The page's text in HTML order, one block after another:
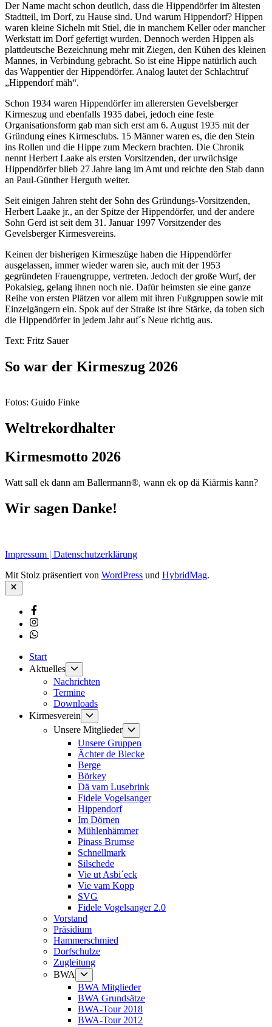
Der Name macht schon deutlich, dass die Hippendörfer im ältesten
Stadtteil, im Dorf, zu Hause sind. Und warum Hippendorf? Hippen
waren kleine Sicheln mit Stiel, die in manchem Keller oder mancher
Werkstatt im Dorf gefertigt wurden. Dennoch werden Hippen als
plattdeutsche Bezeichnung mehr mit Ziegen, den Kühen des kleinen
Mannes, in Verbindung gebracht. So ist eine Hippe natürlich auch
das Wappentier der Hippendörfer. Analog lautet der Schlachtruf
„Hippendorf mäh“.
Schon 1934 waren Hippendörfer im allerersten Gevelsberger
Kirmeszug und ebenfalls 1935 dabei, jedoch eine feste
Organisationsform gab man sich erst am 6. August 1935 mit der
Gründung eines Kirmesclubs. 15 Männer waren es, die den Stein
ins Rollen und die Hippe zum Meckern brachten. Die Chronik
nennt Herbert Laake als ersten Vorsitzenden, der urwüchsige
Hippendörfer blieb 27 Jahre lang im Amt und reichte den Stab dann
an Paul-Günther Herguth weiter.
Seit einigen Jahren steht der Sohn des Gründungs-Vorsitzenden,
Herbert Laake jr., an der Spitze der Hippendörfer, und der andere
Sohn Gerd ist seit dem 31. Januar 1997 Vorsitzender des
Gevelsberger Kirmesvereins.
Keinen der bisherigen Kirmeszüge haben die Hippendörfer
ausgelassen, immer wieder waren sie, auch mit der 1953
gegründeten Frauengruppe, vertreten. Jedoch der große Wurf, der
Pokalsieg, gelang ihnen noch nie. Dafür heimsten sie eine ganze
Reihe von ersten Plätzen vor allem mit ihren Fußgruppen sowie mit
Einzelgängern ein. Spok auf der Straße ist ihre Stärke, da toben sich
die Hippendörfer in jedem Jahr auf´s Neue richtig aus.
Text: Fritz Sauer
So war der Kirmeszug 2026
Fotos: Guido Finke
Weltrekordhalter
Kirmesmotto 2026
Watt sall ek dann am Ballermann®, wann ek op dä Kiärmis kann?
Wir sagen Danke!
Impressum | Datenschutzerklärung
Mit Stolz präsentiert von WordPress und HybridMag.
Schließen
Facebook
Instagram
Whatsapp
Start
Aktuelles
anzeigen
Nachrichten
Termine
Downloads
Kirmesverein
anzeigen
Unsere Mitglieder
Untermenü
anzeigen
Unsere Gruppen
Ächter de Biecke
Berge
Börkey
Dä vam Lusebrink
Fidele Vogelsanger
Hippendorf
Im Dörnen
Mühlenhämmer
Pinass Brumse
Schnellmark
Silschede
Vie ut Asbi´eck
Vie vam Kopp
SVG
Fidele Vogelsanger 2.0
Vorstand
Präsidium
Hammerschmied
Dorfschulze
Zugleitung
BWA
anzeigen
BWA Mitglieder
BWA Grundsätze
BWA-Tour 2018
BWA-Tour 2012